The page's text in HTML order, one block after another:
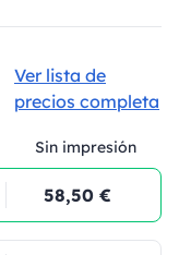
Ver lista de
precios completa
Sin impresión
58,50 €